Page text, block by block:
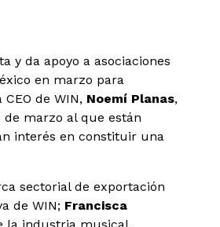
y da apoyo a asociaciones
en marzo para
de WIN, Noemí Planas,
marzo al que están
interés en constituir una
sectorial de exportación
de WIN; Francisca